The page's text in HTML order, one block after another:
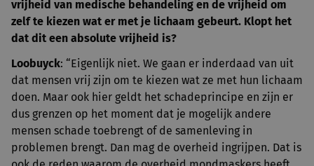
vrijheid van medische behandeling en de vrijheid om
zelf te kiezen wat er met je lichaam gebeurt. Klopt het
dat dit een absolute vrijheid is?
Loobuyck: “Eigenlijk niet. We gaan er inderdaad van uit
dat mensen vrij zijn om te kiezen wat ze met hun lichaam
doen. Maar ook hier geldt het schadeprincipe en zijn er
dus grenzen op het moment dat je mogelijk andere
mensen schade toebrengt of de samenleving in
problemen brengt. Dan mag de overheid ingrijpen. Dat is